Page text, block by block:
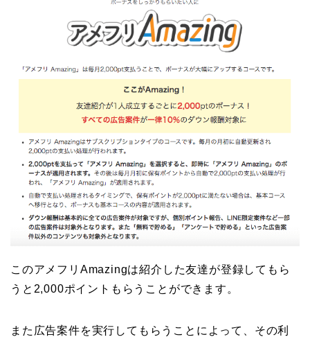
このアメフリAmazingは紹介した友達が登録してもら
うと2,000ポイントもらうことができます。
また広告案件を実行してもらうことによって、その利